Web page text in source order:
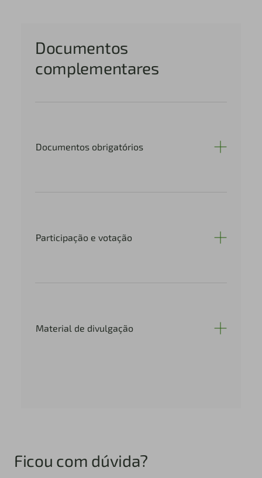
Documentos
complementares
Documentos obrigatórios
Participação e votação
Material de divulgação
Ficou com dúvida?